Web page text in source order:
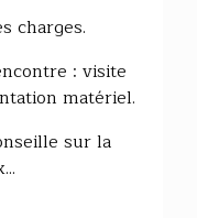
charges.
: visite
matériel.
sur la